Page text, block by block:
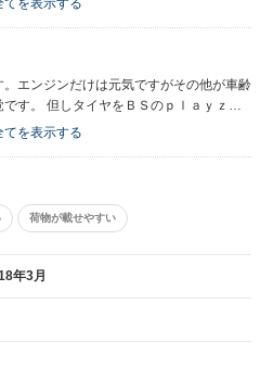
エンジンだけは元気ですがその他が車齢
す。 但しタイヤをＢＳのｐｌａｙｚに
ドリングがかなり良くなりました。これ
も便利に飽きずに不満もあまり出ず付
は直感で「ビビッ」と来ました)。私的に
切って使う方には、若者からお年寄り
を表示する
荷物が載せやすい
年3月